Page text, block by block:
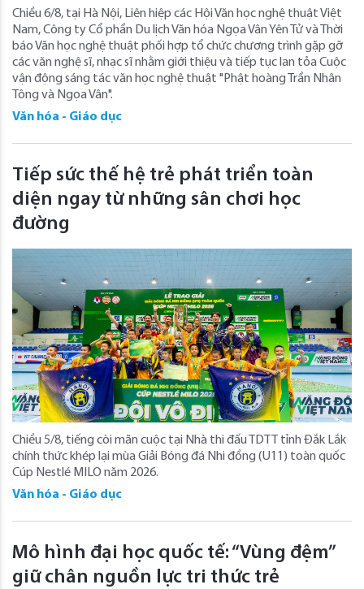
Chiều 6/8, tại Hà Nội, Liên hiệp các Hội Văn học nghệ thuật Việt
Nam, Công ty Cổ phần Du lịch Văn hóa Ngọa Vân Yên Tử và Thời
báo Văn học nghệ thuật phối hợp tổ chức chương trình gặp gỡ
các văn nghệ sĩ, nhạc sĩ nhằm giới thiệu và tiếp tục lan tỏa Cuộc
vận động sáng tác văn học nghệ thuật "Phật hoàng Trần Nhân
Tông và Ngọa Vân".
Văn hóa - Giáo dục
Tiếp sức thế hệ trẻ phát triển toàn
diện ngay từ những sân chơi học
đường
Chiều 5/8, tiếng còi mãn cuộc tại Nhà thi đấu TDTT tỉnh Đắk Lắk
chính thức khép lại mùa Giải Bóng đá Nhi đồng (U11) toàn quốc
Cúp Nestlé MILO năm 2026.
Văn hóa - Giáo dục
Mô hình đại học quốc tế: “Vùng đệm”
giữ chân nguồn lực tri thức trẻ